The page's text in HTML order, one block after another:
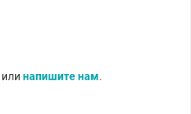
или напишите нам.